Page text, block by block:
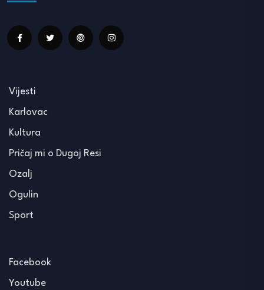
Vijesti
Karlovac
Kultura
Pričaj mi o Dugoj Resi
Ozalj
Ogulin
Sport
Facebook
Youtube